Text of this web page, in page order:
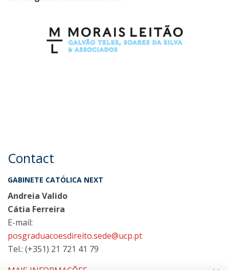
Contact
GABINETE CATÓLICA NEXT
Andreia Valido
Cátia Ferreira
E-mail:
posgraduacoesdireito.sede@ucp.pt
Tel.: (+351) 21 721 41 79
MAIS INFORMAÇÕES